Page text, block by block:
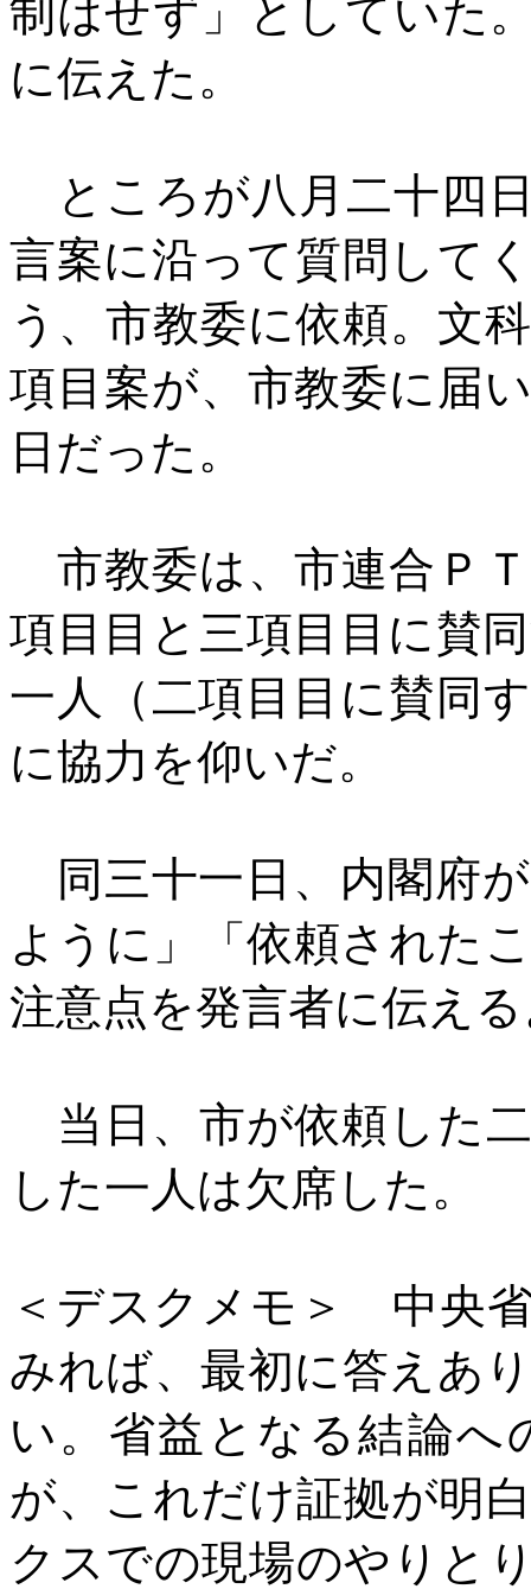
制はせず」としていた
に伝えた。
ところが八月二十四
言案に沿って質問して
う、市教委に依頼。文
項目案が、市教委に届
日だった。
市教委は、市連合Ｐ
項目目と三項目目に賛
一人（二項目目に賛同
に協力を仰いだ。
同三十一日、内閣府
ように」「依頼された
注意点を発言者に伝え
当日、市が依頼した
した一人は欠席した。
＜デスクメモ＞ 中央
みれば、最初に答えあ
い。省益となる結論へ
が、これだけ証拠が明
クスでの現場のやりと